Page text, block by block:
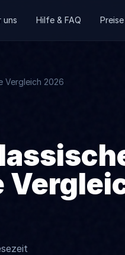
uns Hilfe & FAQ Preise
Vergleich 2026